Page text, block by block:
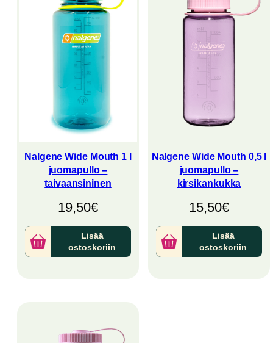
Nalgene Wide Mouth 1 l
juomapullo –
taivaansininen
19,50€
Lisää
ostoskoriin
Nalgene Wide Mouth 0,5 l
juomapullo –
kirsikankukka
15,50€
Lisää
ostoskoriin